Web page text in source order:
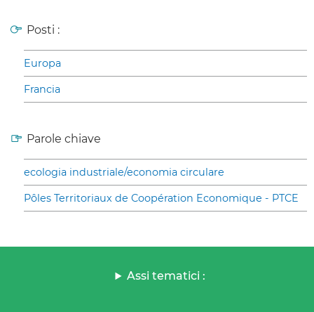
Posti :
Europa
Francia
Parole chiave
ecologia industriale/economia circulare
Pôles Territoriaux de Coopération Economique - PTCE
Assi tematici :